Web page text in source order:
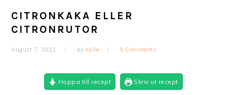
CITRONKAKA ELLER
CITRONRUTOR
August 7, 2021 by Kalle 6 Comments
Hoppa till recept Skriv ut recept